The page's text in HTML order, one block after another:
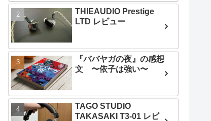
THIEAUDIO Prestige
LTD レビュー
『ババヤガの夜』の感想
文 〜依子は強い〜
TAGO STUDIO
TAKASAKI T3-01 レビ